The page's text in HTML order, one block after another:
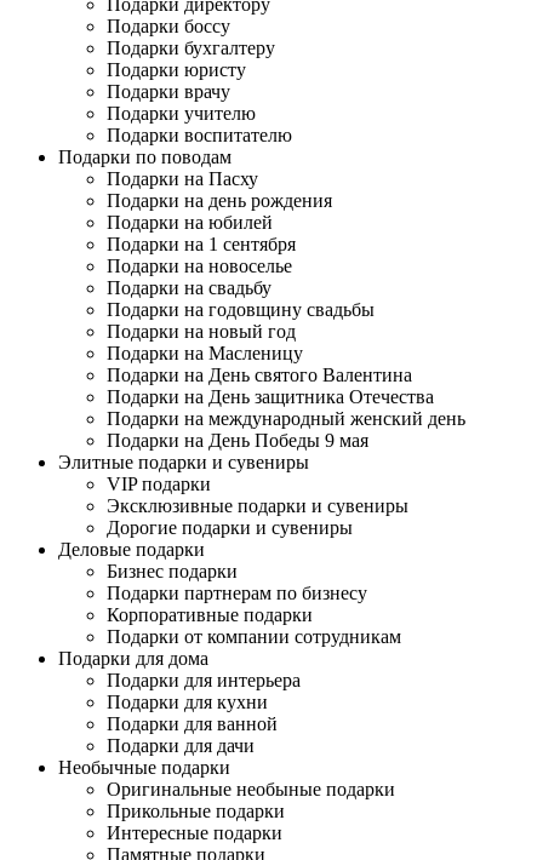
Подарки директору
Подарки боссу
Подарки бухгалтеру
Подарки юристу
Подарки врачу
Подарки учителю
Подарки воспитателю
Подарки по поводам
Подарки на Пасху
Подарки на день рождения
Подарки на юбилей
Подарки на 1 сентября
Подарки на новоселье
Подарки на свадьбу
Подарки на годовщину свадьбы
Подарки на новый год
Подарки на Масленицу
Подарки на День святого Валентина
Подарки на День защитника Отечества
Подарки на международный женский день
Подарки на День Победы 9 мая
Элитные подарки и сувениры
VIP подарки
Эксклюзивные подарки и сувениры
Дорогие подарки и сувениры
Деловые подарки
Бизнес подарки
Подарки партнерам по бизнесу
Корпоративные подарки
Подарки от компании сотрудникам
Подарки для дома
Подарки для интерьера
Подарки для кухни
Подарки для ванной
Подарки для дачи
Необычные подарки
Оригинальные необыные подарки
Прикольные подарки
Интересные подарки
Памятные подарки